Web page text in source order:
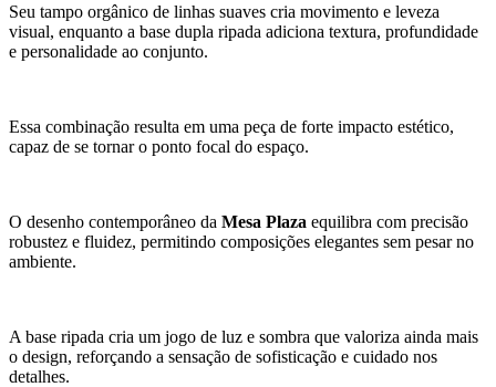
Seu tampo orgânico de linhas suaves cria movimento e leveza
visual, enquanto a base dupla ripada adiciona textura, profundidade
e personalidade ao conjunto.
Essa combinação resulta em uma peça de forte impacto estético,
capaz de se tornar o ponto focal do espaço.
O desenho contemporâneo da Mesa Plaza equilibra com precisão
robustez e fluidez, permitindo composições elegantes sem pesar no
ambiente.
A base ripada cria um jogo de luz e sombra que valoriza ainda mais
o design, reforçando a sensação de sofisticação e cuidado nos
detalhes.